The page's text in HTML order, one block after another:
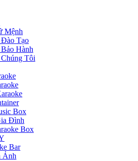
Mệnh
Tạo
Hành
Tôi
Box
Đình
Box
Bar
Ảnh